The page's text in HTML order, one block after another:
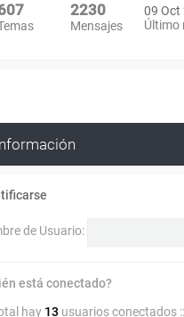
2230
Mensajes
09 Oct
Último
de Usuario:
está conectado?
hay 13 usuarios conectados